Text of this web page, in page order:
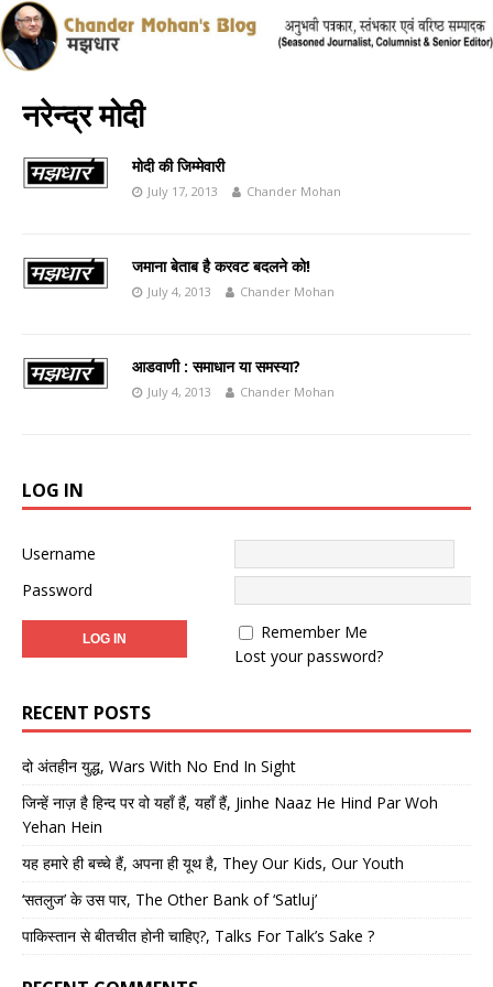
नरेन्द्र मोदी
मोदी की जिम्मेवारी
July 17, 2013 Chander Mohan
जमाना बेताब है करवट बदलने को!
July 4, 2013 Chander Mohan
आडवाणी : समाधान या समस्या?
July 4, 2013 Chander Mohan
LOG IN
Username
Password
Remember Me
Lost your password?
RECENT POSTS
दो अंतहीन युद्ध, Wars With No End In Sight
जिन्हें नाज़ है हिन्द पर वो यहाँ हैं, यहाँ हैं, Jinhe Naaz He Hind Par Woh
Yehan Hein
यह हमारे ही बच्चे हैं, अपना ही यूथ है, They Our Kids, Our Youth
‘सतलुज’ के उस पार, The Other Bank of ‘Satluj’
पाकिस्तान से बीतचीत होनी चाहिए?, Talks For Talk’s Sake ?